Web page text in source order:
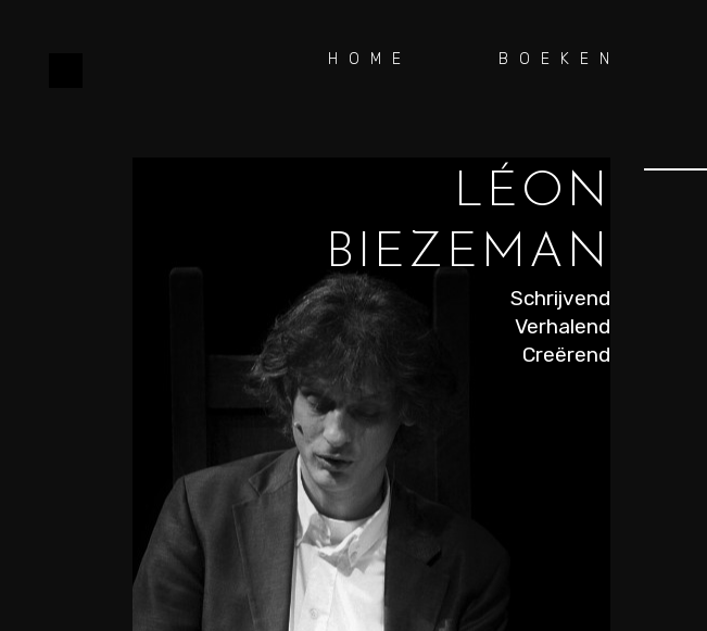
HOME BOEKEN
LÉON
BIEZEMAN
Schrijvend
Verhalend
Creërend